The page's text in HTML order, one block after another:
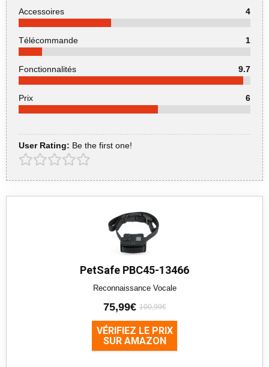
Accessoires 4
Télécommande 1
Fonctionnalités 9.7
Prix 6
User Rating: Be the first one!
PetSafe PBC45-13466
Reconnaissance Vocale
75,99€ 100,99€
VÉRIFIEZ LE PRIX
SUR AMAZON